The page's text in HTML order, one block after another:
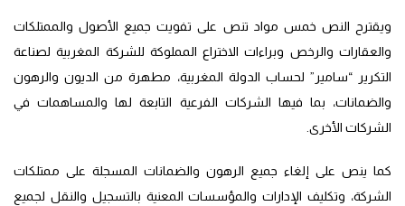
ويقترح النص خمس مواد تنص على تفويت جميع الأصول والممتلكات
والعقارات والرخص وبراءات الاختراع المملوكة للشركة المغربية لصناعة
التكرير “سامير” لحساب الدولة المغربية، مطهرة من الديون والرهون
والضمانات، بما فيها الشركات الفرعية التابعة لها والمساهمات في
الشركات الأخرى.
كما ينص على إلغاء جميع الرهون والضمانات المسجلة على ممتلكات
الشركة، وتكليف الإدارات والمؤسسات المعنية بالتسجيل والنقل لجميع